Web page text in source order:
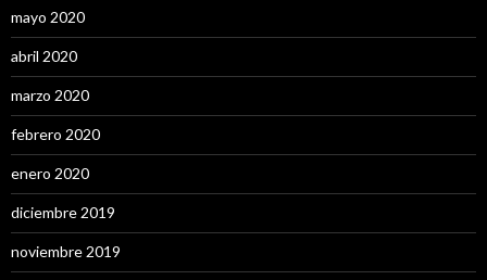
mayo 2020
abril 2020
marzo 2020
febrero 2020
enero 2020
diciembre 2019
noviembre 2019